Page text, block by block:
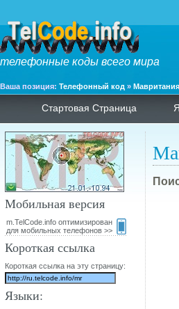
телефонные коды всего мира
Ваша позиция: Телефонный код » Мавритания
Стартовая Страница
Мобильная версия
m.TelCode.info оптимизирован
для мобильных телефонов >>
Короткая ссылка
Короткая ссылка на эту страницу:
Языки: